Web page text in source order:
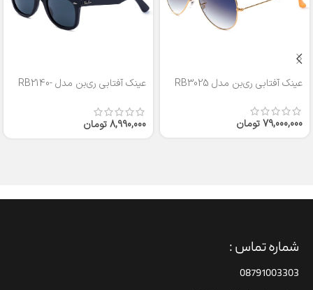
عینک آفتابی ری‌بن مدل RB3025
79,000,000تومان
عینک آفتابی ری‌بن مدل RB2140-
8,990,000تومان
شماره تماس :
08791003303